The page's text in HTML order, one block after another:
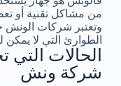
من مشاكل تقنية أو
وتعتبر شركات الونش
الطوارئ التي لا يمكن
الحالات التي
شركة ونش